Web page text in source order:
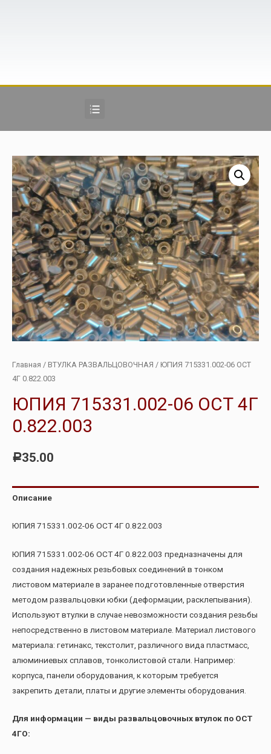
Главная / ВТУЛКА РАЗВАЛЬЦОВОЧНАЯ / ЮПИЯ 715331.002-06 ОСТ
4Г 0.822.003
ЮПИЯ 715331.002-06 ОСТ 4Г
0.822.003
Р35.00
Описание
ЮПИЯ 715331.002-06 ОСТ 4Г 0.822.003
ЮПИЯ 715331.002-06 ОСТ 4Г 0.822.003 предназначены для
создания надежных резьбовых соединений в тонком
листовом материале в заранее подготовленные отверстия
методом развальцовки юбки (деформации, расклепывания).
Используют втулки в случае невозможности создания резьбы
непосредственно в листовом материале. Материал листового
материала: гетинакс, текстолит, различного вида пластмасс,
алюминиевых сплавов, тонколистовой стали. Например:
корпуса, панели оборудования, к которым требуется
закрепить детали, платы и другие элементы оборудования.
Для информации — виды развальцовочных втулок по ОСТ
4ГО: